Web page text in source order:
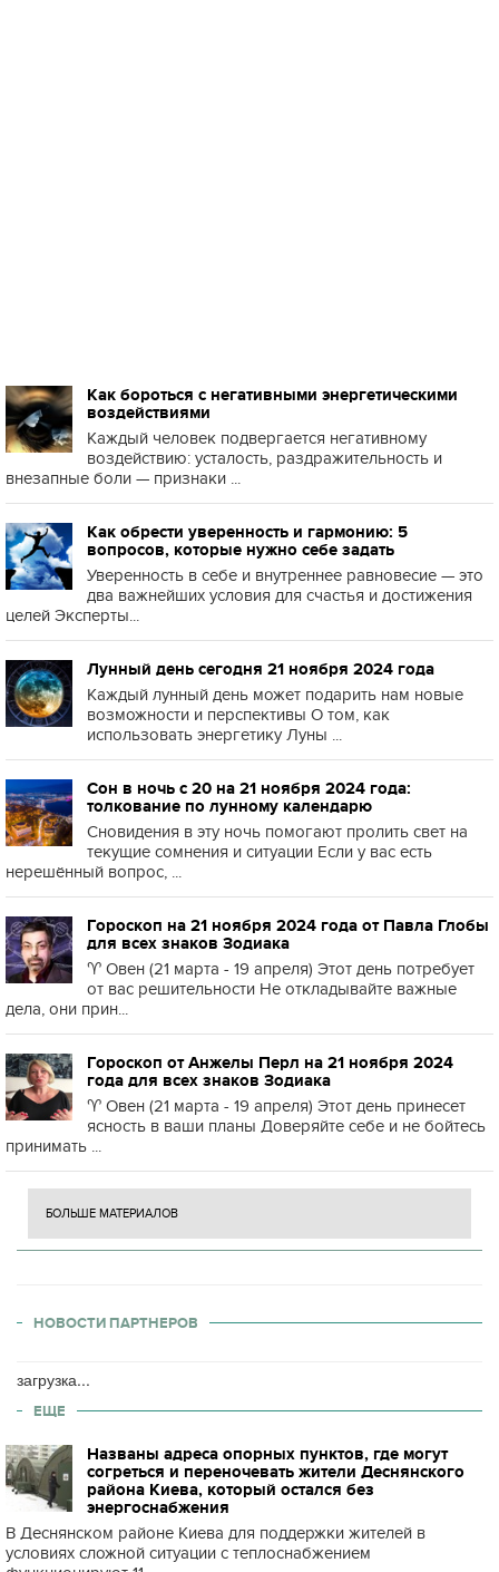
Как бороться с негативными энергетическими
воздействиями
Каждый человек подвергается негативному
воздействию: усталость, раздражительность и
внезапные боли — признаки ...
Как обрести уверенность и гармонию: 5
вопросов, которые нужно себе задать
Уверенность в себе и внутреннее равновесие — это
два важнейших условия для счастья и достижения
целей Эксперты...
Лунный день сегодня 21 ноября 2024 года
Каждый лунный день может подарить нам новые
возможности и перспективы О том, как
использовать энергетику Луны ...
Сон в ночь с 20 на 21 ноября 2024 года:
толкование по лунному календарю
Сновидения в эту ночь помогают пролить свет на
текущие сомнения и ситуации Если у вас есть
нерешённый вопрос, ...
Гороскоп на 21 ноября 2024 года от Павла Глобы
для всех знаков Зодиака
♈️ Овен (21 марта - 19 апреля) Этот день потребует
от вас решительности Не откладывайте важные
дела, они прин...
Гороскоп от Анжелы Перл на 21 ноября 2024
года для всех знаков Зодиака
♈️ Овен (21 марта - 19 апреля) Этот день принесет
ясность в ваши планы Доверяйте себе и не бойтесь
принимать ...
БОЛЬШЕ МАТЕРИАЛОВ
НОВОСТИ ПАРТНЕРОВ
загрузка...
ЕЩЕ
Названы адреса опорных пунктов, где могут
согреться и переночевать жители Деснянского
района Киева, который остался без
энергоснабжения
В Деснянском районе Киева для поддержки жителей в
условиях сложной ситуации с теплоснабжением